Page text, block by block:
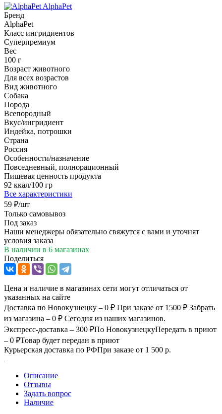
AlphaPet
Бренд
AlphaPet
Класс ингридиентов
Суперпремиум
Вес
100 г
Возраст животного
Для всех возрастов
Вид животного
Собака
Порода
Всепородный
Вкус/ингридиент
Индейка, потрошки
Страна
Россия
Особенности/назначение
Повседневный, полнорационный
Пищевая ценность продукта
92 ккал/100 гр
Все характеристики
59 ₽/шт
Только самовывоз
Под заказ
Наши менеджеры обязательно свяжутся с вами и уточнят
условия заказа
В наличии в 6 магазинах
Поделиться
Цена и наличие в магазинах сети могут отличаться от
указанных на сайте
Доставка по Новокузнецку – 0 ₽ При заказе от 1500 ₽ Забрать
из магазина – 0 ₽ Сегодня из наших магазинов.
Экспресс-доставка – 300 ₽По НовокузнецкуПередать в приют
– 0 ₽Товар будет передан в приют
Курьерская доставка по РФПри заказе от 1 500 р.
Описание
Отзывы
Задать вопрос
Наличие